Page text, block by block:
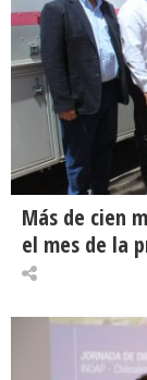
Más de cien
el mes de la